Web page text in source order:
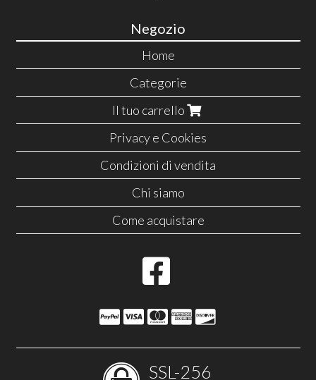
Negozio
Home
Categorie
Il tuo carrello
Privacy e Cookies
Condizioni di vendita
Chi siamo
Come acquistare
SSL-256